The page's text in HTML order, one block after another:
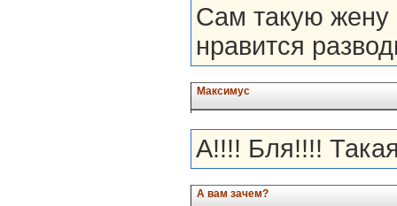
Сам такую жену
нравится
Максимус
А!!!! Бля!!!!
А вам зачем?